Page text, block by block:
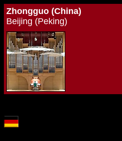
Zhongguo (China)
Beijing (Peking)